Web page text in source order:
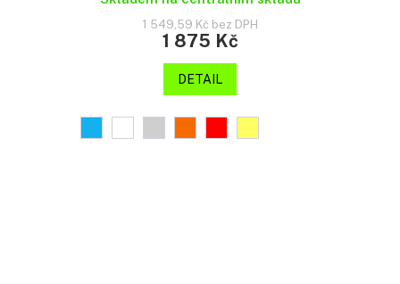
1 549,59 Kč bez DPH
1 875 Kč
DETAIL